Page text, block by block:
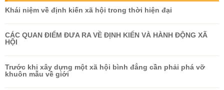
Khái niệm về định kiến xã hội trong thời hiện đại
CÁC QUAN ĐIỂM ĐƯA RA VỀ ĐỊNH KIẾN VÀ HÀNH ĐỘNG XÃ
HỘI
Trước khi xây dựng một xã hội bình đẳng cần phải phá vỡ
khuôn mẫu về giới